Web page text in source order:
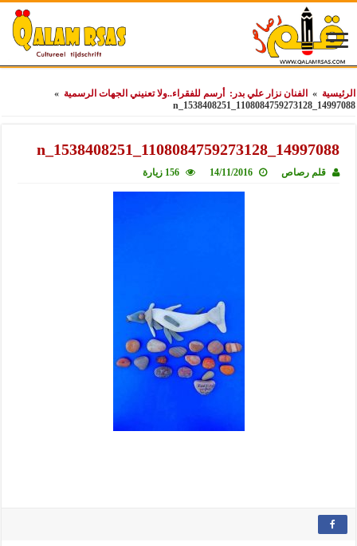
الرئيسية » الفنان نزار علي بدر: أرسم للفقراء..ولا تعنيني الجهات الرسمية »
14997088_1108084759273128_1538408251_n
14997088_1108084759273128_1538408251_n
قلم رصاص 14/11/2016 156 زيارة